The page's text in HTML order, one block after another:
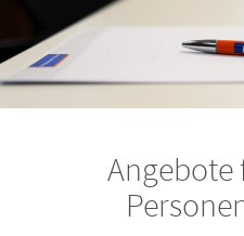
Angebote